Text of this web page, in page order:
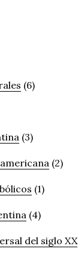
(6)
(3)
(2)
(1)
(4)
del siglo XX